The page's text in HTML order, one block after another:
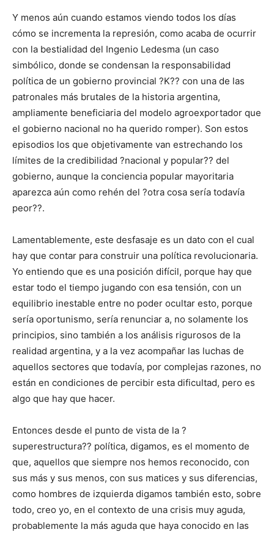
Y menos aún cuando estamos viendo todos los días
cómo se incrementa la represión, como acaba de ocurrir
con la bestialidad del Ingenio Ledesma (un caso
simbólico, donde se condensan la responsabilidad
política de un gobierno provincial ?K?? con una de las
patronales más brutales de la historia argentina,
ampliamente beneficiaria del modelo agroexportador que
el gobierno nacional no ha querido romper). Son estos
episodios los que objetivamente van estrechando los
límites de la credibilidad ?nacional y popular?? del
gobierno, aunque la conciencia popular mayoritaria
aparezca aún como rehén del ?otra cosa sería todavía
peor??.
Lamentablemente, este desfasaje es un dato con el cual
hay que contar para construir una política revolucionaria.
Yo entiendo que es una posición difícil, porque hay que
estar todo el tiempo jugando con esa tensión, con un
equilibrio inestable entre no poder ocultar esto, porque
sería oportunismo, sería renunciar a, no solamente los
principios, sino también a los análisis rigurosos de la
realidad argentina, y a la vez acompañar las luchas de
aquellos sectores que todavía, por complejas razones, no
están en condiciones de percibir esta dificultad, pero es
algo que hay que hacer.
Entonces desde el punto de vista de la ?
superestructura?? política, digamos, es el momento de
que, aquellos que siempre nos hemos reconocido, con
sus más y sus menos, con sus matices y sus diferencias,
como hombres de izquierda digamos también esto, sobre
todo, creo yo, en el contexto de una crisis muy aguda,
probablemente la más aguda que haya conocido en las